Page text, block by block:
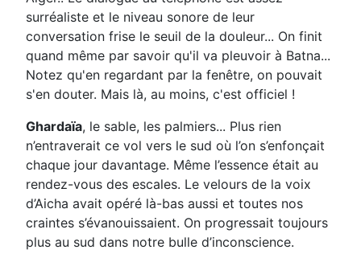
surréaliste et le niveau sonore de leur
conversation frise le seuil de la douleur... On finit
quand même par savoir qu'il va pleuvoir à Batna...
Notez qu'en regardant par la fenêtre, on pouvait
s'en douter. Mais là, au moins, c'est officiel !
Ghardaïa, le sable, les palmiers... Plus rien
n’entraverait ce vol vers le sud où l’on s’enfonçait
chaque jour davantage. Même l’essence était au
rendez-vous des escales. Le velours de la voix
d’Aicha avait opéré là-bas aussi et toutes nos
craintes s’évanouissaient. On progressait toujours
plus au sud dans notre bulle d’inconscience.